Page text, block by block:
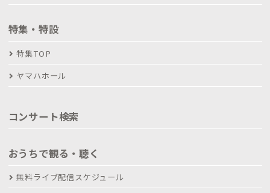
特集・特設
特集TOP
ヤマハホール
コンサート検索
おうちで観る・聴く
無料ライブ配信スケジュール